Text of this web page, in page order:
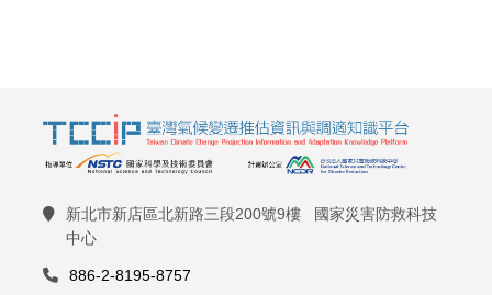
新北市新店區北新路三段200號9樓 國家災害防救科技
中心
886-2-8195-8757